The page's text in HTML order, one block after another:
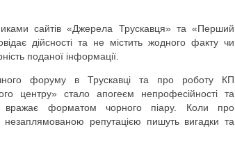
сайтів «Джерела Трускавця» та «Перший
дійсності та не містить жодного факту чи
поданої інформації.
форуму в Трускавці та про роботу КП
центру» стало апогеєм непрофесійності та
вражає форматом чорного піару. Коли про
незаплямованою репутацією пишуть вигадки та